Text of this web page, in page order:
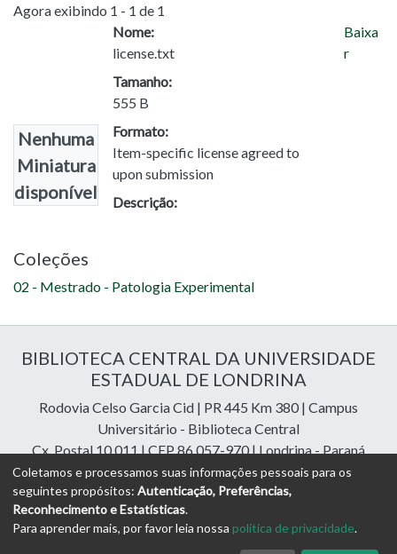
Agora exibindo 1 - 1 de 1
Nenhuma
Miniatura
disponível
Nome:
license.txt
Tamanho:
555 B
Formato:
Item-specific license agreed to
upon submission
Descrição:
Baixa
r
Coleções
02 - Mestrado - Patologia Experimental
BIBLIOTECA CENTRAL DA UNIVERSIDADE
ESTADUAL DE LONDRINA
Rodovia Celso Garcia Cid | PR 445 Km 380 | Campus
Universitário - Biblioteca Central
Cx. Postal 10.011 | CEP 86.057-970 | Londrina - Paraná
Contatos: e-mail:riuel@uel.br| fone: 43 3371-4409
DSpace Cloud Softwarecopyright © 2023-2026
Libraries Assessoria e Consultoria
Coletamos e processamos suas informações pessoais para os
seguintes propósitos: Autenticação, Preferências,
Reconhecimento e Estatísticas.
Para aprender mais, por favor leia nossa política de privacidade.